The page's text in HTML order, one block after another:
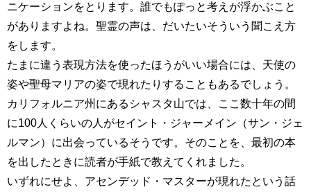
ニケーションをとります。誰でもぽっと考えが浮かぶこと
がありますよね。聖霊の声は、だいたいそういう聞こえ方
をします。
たまに違う表現方法を使ったほうがいい場合には、天使の
姿や聖母マリアの姿で現れたりすることもあるでしょう。
カリフォルニア州にあるシャスタ山では、ここ数十年の間
に100人くらいの人がセイント・ジャーメイン（サン・ジェ
ルマン）に出会っているそうです。そのことを、最初の本
を出したときに読者が手紙で教えてくれました。
いずれにせよ、アセンデッド・マスターが現れたという話